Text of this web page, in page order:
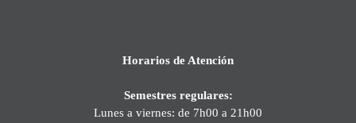
Horarios de Atención
Semestres regulares:
Lunes a viernes: de 7h00 a 21h00